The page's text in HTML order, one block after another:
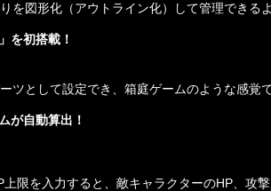
を図形化（アウトライン化）して管理できる
を初搭載！
ツとして設定でき、箱庭ゲームのような感覚
が自動算出！
限を入力すると、敵キャラクターのHP、攻